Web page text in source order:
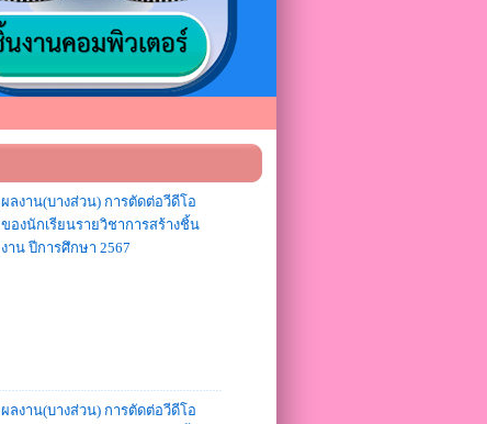
ผลงาน(บางส่วน) การตัดต่อวีดีโอ
ของนักเรียนรายวิชาการสร้างชิ้น
งาน ปีการศึกษา 2567
ผลงาน(บางส่วน) การตัดต่อวีดีโอ